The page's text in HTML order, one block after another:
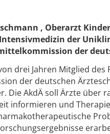
, Oberarzt
der
der
drei Jahren Mitglied des
der deutschen
Die AkdÄ soll Ärzte über
informieren und